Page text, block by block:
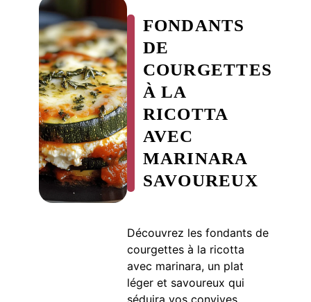
FONDANTS
DE
COURGETTES
À LA
RICOTTA
AVEC
MARINARA
SAVOUREUX
Découvrez les fondants de
courgettes à la ricotta
avec marinara, un plat
léger et savoureux qui